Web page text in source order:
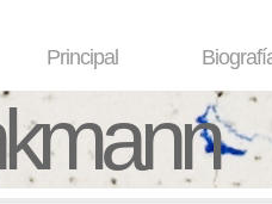
Principal